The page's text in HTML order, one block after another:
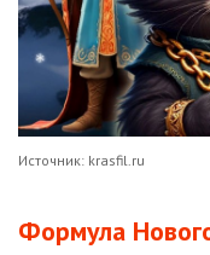
Источник: krasfil.ru
Формула